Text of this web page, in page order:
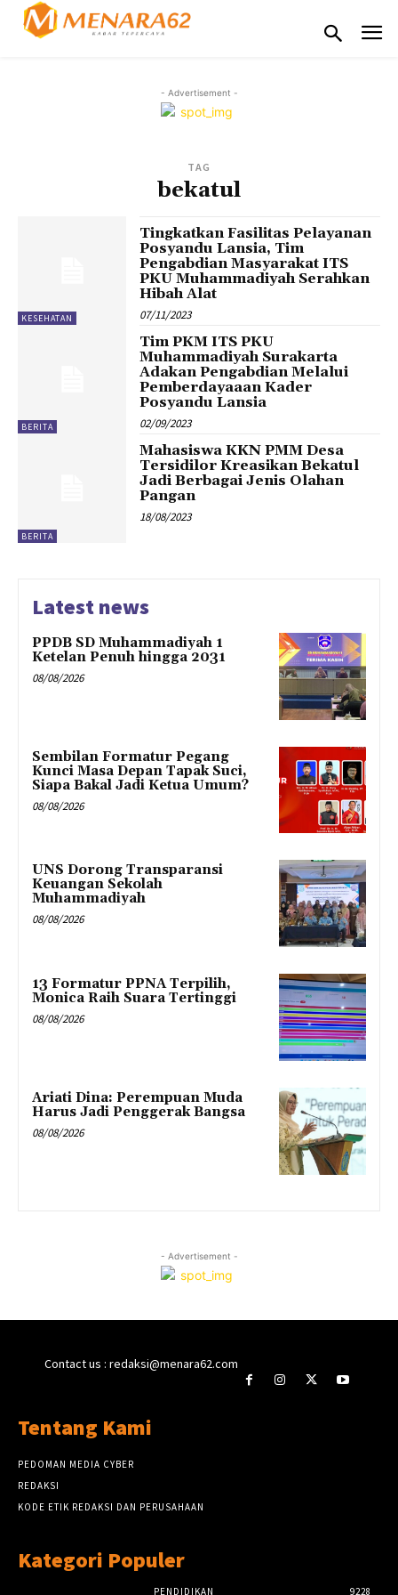
- Advertisement -
TAG
bekatul
KESEHATAN
Tingkatkan Fasilitas Pelayanan
Posyandu Lansia, Tim
Pengabdian Masyarakat ITS
PKU Muhammadiyah Serahkan
Hibah Alat
07/11/2023
BERITA
Tim PKM ITS PKU
Muhammadiyah Surakarta
Adakan Pengabdian Melalui
Pemberdayaaan Kader
Posyandu Lansia
02/09/2023
BERITA
Mahasiswa KKN PMM Desa
Tersidilor Kreasikan Bekatul
Jadi Berbagai Jenis Olahan
Pangan
18/08/2023
Latest news
PPDB SD Muhammadiyah 1
Ketelan Penuh hingga 2031
08/08/2026
Sembilan Formatur Pegang
Kunci Masa Depan Tapak Suci,
Siapa Bakal Jadi Ketua Umum?
08/08/2026
UNS Dorong Transparansi
Keuangan Sekolah
Muhammadiyah
08/08/2026
13 Formatur PPNA Terpilih,
Monica Raih Suara Tertinggi
08/08/2026
Ariati Dina: Perempuan Muda
Harus Jadi Penggerak Bangsa
08/08/2026
- Advertisement -
Contact us : redaksi@menara62.com
Tentang Kami
PEDOMAN MEDIA CYBER
REDAKSI
KODE ETIK REDAKSI DAN PERUSAHAAN
Kategori Populer
PENDIDIKAN 9228